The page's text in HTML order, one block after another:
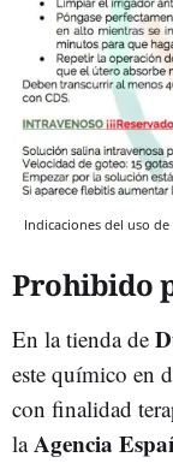
Indicaciones del uso
Prohibido
En la tienda de
este químico en
con finalidad
laAgencia